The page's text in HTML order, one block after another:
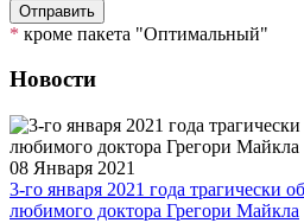
* кроме пакета "Оптимальный"
Новости
08 Января 2021
3-го января 2021 года трагически
любимого доктора Грегори Майкла